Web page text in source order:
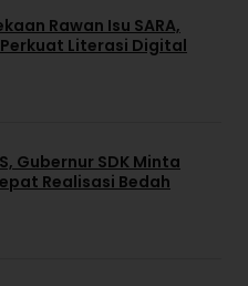
Rawan Isu SARA,
Literasi Digital
Gubernur SDK Minta
Realisasi Bedah